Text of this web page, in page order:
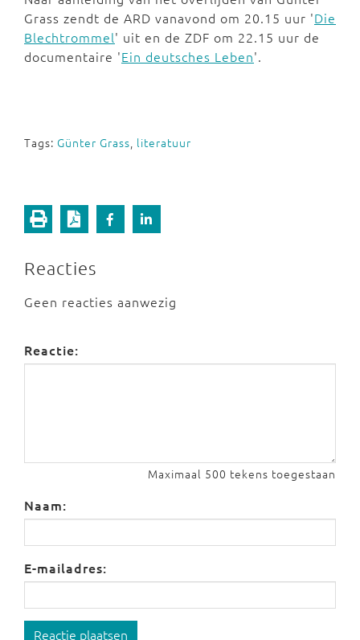
Grass zendt de ARD vanavond om 20.15 uur 'Die
Blechtrommel' uit en de ZDF om 22.15 uur de
documentaire 'Ein deutsches Leben'.
Tags: Günter Grass, literatuur
Reacties
Geen reacties aanwezig
Reactie:
Maximaal 500 tekens toegestaan
Naam:
E-mailadres:
Reactie plaatsen